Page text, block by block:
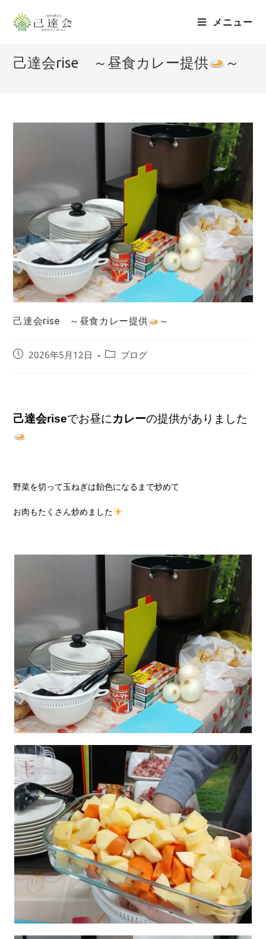
メニュー
己達会rise ～昼食カレー提供 ～
己達会rise ～昼食カレー提供 ～
2026年5月12日 ブログ
己達会riseでお昼にカレーの提供がありました
野菜を切って玉ねぎは飴色になるまで炒めて
お肉もたくさん炒めました